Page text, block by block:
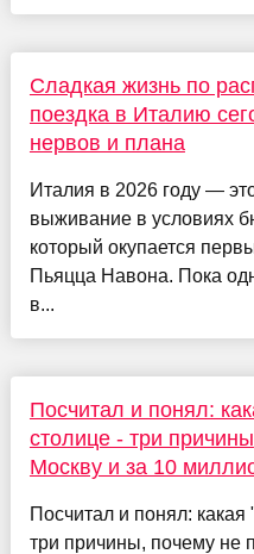
Сладкая жизнь по
поездка в Италию
нервов и плана
Италия в 2026 году —
выживание в условиях
который окупается
Пьяцца Навона. Пока
в...
Посчитал и понял:
столице - три
Москву и за 10
Посчитал и понял: какая
три причины, почему не